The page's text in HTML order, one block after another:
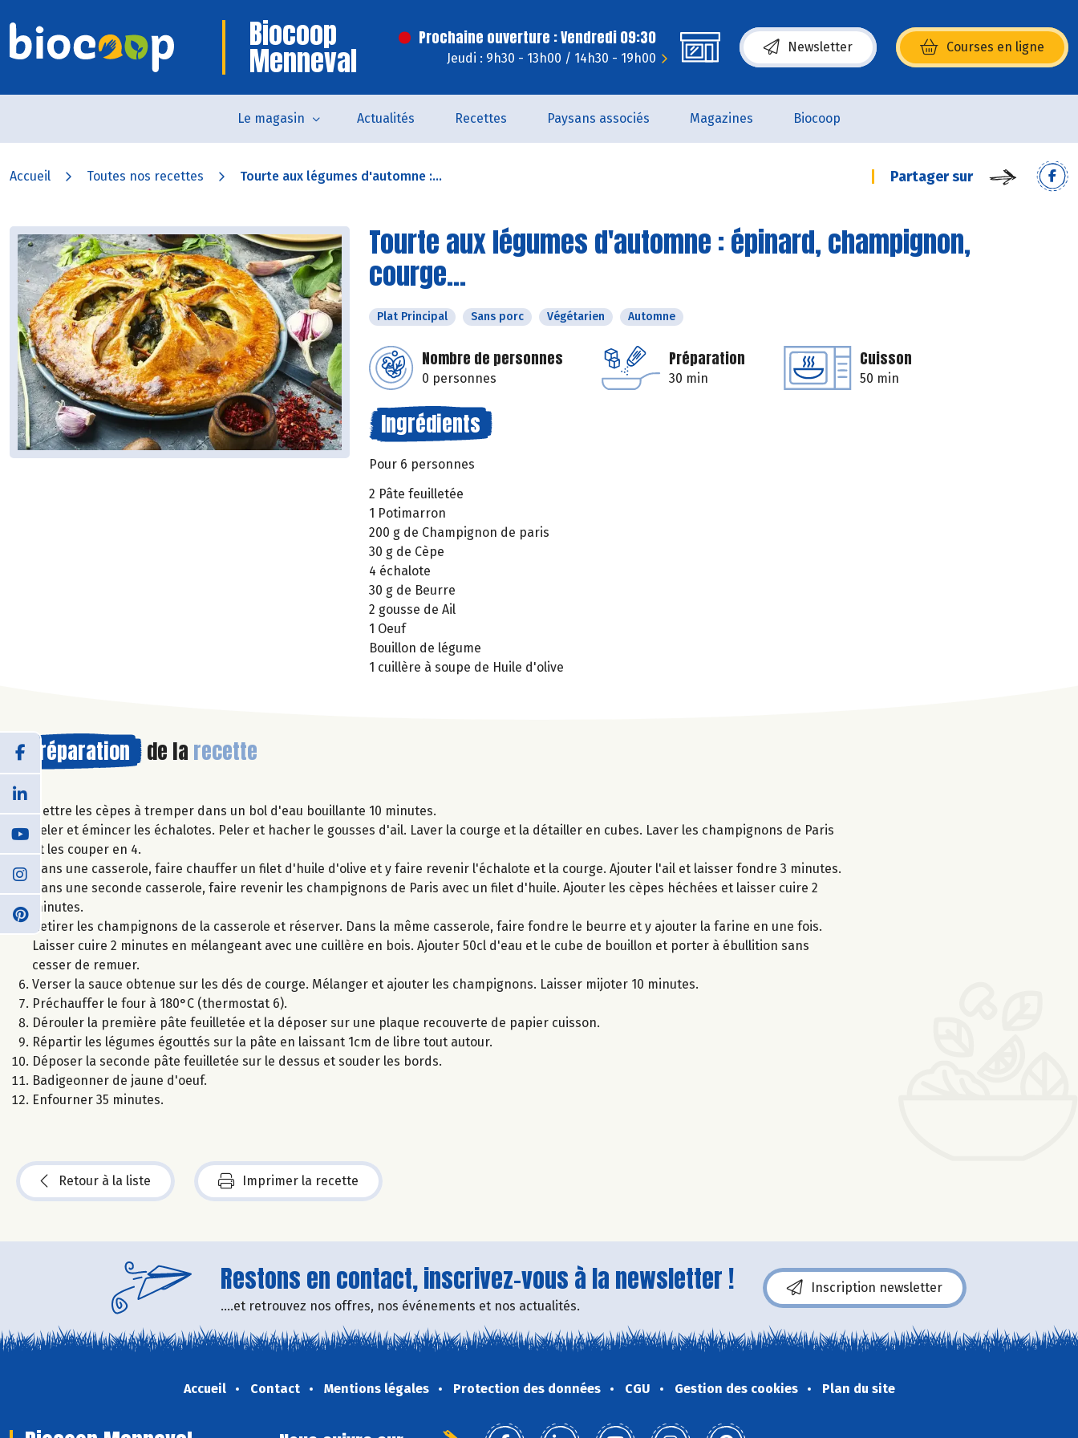
Biocoop
Menneval
Prochaine ouverture : Vendredi 09:30
Jeudi : 9h30 - 13h00 / 14h30 - 19h00
Newsletter Courses en ligne
(s’ouvre dans une nouvelle fenêtre)
Le magasin Actualités Recettes Paysans associés Magazines Biocoop
Accueil Toutes nos recettes Tourte aux légumes d'automne :... Partager sur
Tourte aux légumes d'automne : épinard, champignon,
courge...
Plat Principal Sans porc Végétarien Automne
Nombre de personnes
0 personnes
Préparation
30 min
Cuisson
50 min
Ingrédients
Pour 6 personnes
2 Pâte feuilletée
1 Potimarron
200 g de Champignon de paris
30 g de Cèpe
4 échalote
30 g de Beurre
2 gousse de Ail
1 Oeuf
Bouillon de légume
1 cuillère à soupe de Huile d'olive
Préparation de la recette
Mettre les cèpes à tremper dans un bol d'eau bouillante 10 minutes.
Peler et émincer les échalotes. Peler et hacher le gousses d'ail. Laver la courge et la détailler en cubes. Laver les champignons de Paris
et les couper en 4.
Dans une casserole, faire chauffer un filet d'huile d'olive et y faire revenir l'échalote et la courge. Ajouter l'ail et laisser fondre 3 minutes.
Dans une seconde casserole, faire revenir les champignons de Paris avec un filet d'huile. Ajouter les cèpes héchées et laisser cuire 2
minutes.
Retirer les champignons de la casserole et réserver. Dans la même casserole, faire fondre le beurre et y ajouter la farine en une fois.
Laisser cuire 2 minutes en mélangeant avec une cuillère en bois. Ajouter 50cl d'eau et le cube de bouillon et porter à ébullition sans
cesser de remuer.
Verser la sauce obtenue sur les dés de courge. Mélanger et ajouter les champignons. Laisser mijoter 10 minutes.
Préchauffer le four à 180°C (thermostat 6).
Dérouler la première pâte feuilletée et la déposer sur une plaque recouverte de papier cuisson.
Répartir les légumes égouttés sur la pâte en laissant 1cm de libre tout autour.
Déposer la seconde pâte feuilletée sur le dessus et souder les bords.
Badigeonner de jaune d'oeuf.
Enfourner 35 minutes.
Retour à la liste Imprimer la recette
Restons en contact, inscrivez-vous à la newsletter !
....et retrouvez nos offres, nos événements et nos actualités.
Inscription newsletter
Accueil Contact Mentions légales Protection des données CGU Gestion des cookies Plan du site